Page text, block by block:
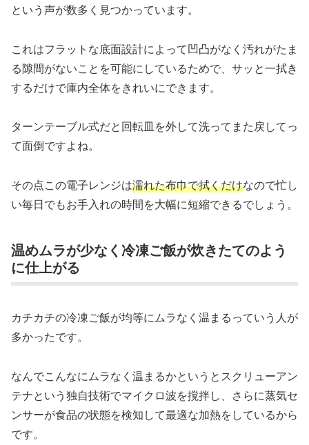
という声が数多く見つかっています。
これはフラットな底面設計によって凹凸がなく汚れがたま
る隙間がないことを可能にしているためで、サッと一拭き
するだけで庫内全体をきれいにできます。
ターンテーブル式だと回転皿を外して洗ってまた戻してっ
て面倒ですよね。
その点この電子レンジは濡れた布巾で拭くだけなので忙し
い毎日でもお手入れの時間を大幅に短縮できるでしょう。
温めムラが少なく冷凍ご飯が炊きたてのよう
に仕上がる
カチカチの冷凍ご飯が均等にムラなく温まるっていう人が
多かったです。
なんでこんなにムラなく温まるかというとスクリューアン
テナという独自技術でマイクロ波を撹拌し、さらに蒸気セ
ンサーが食品の状態を検知して最適な加熱をしているから
です。